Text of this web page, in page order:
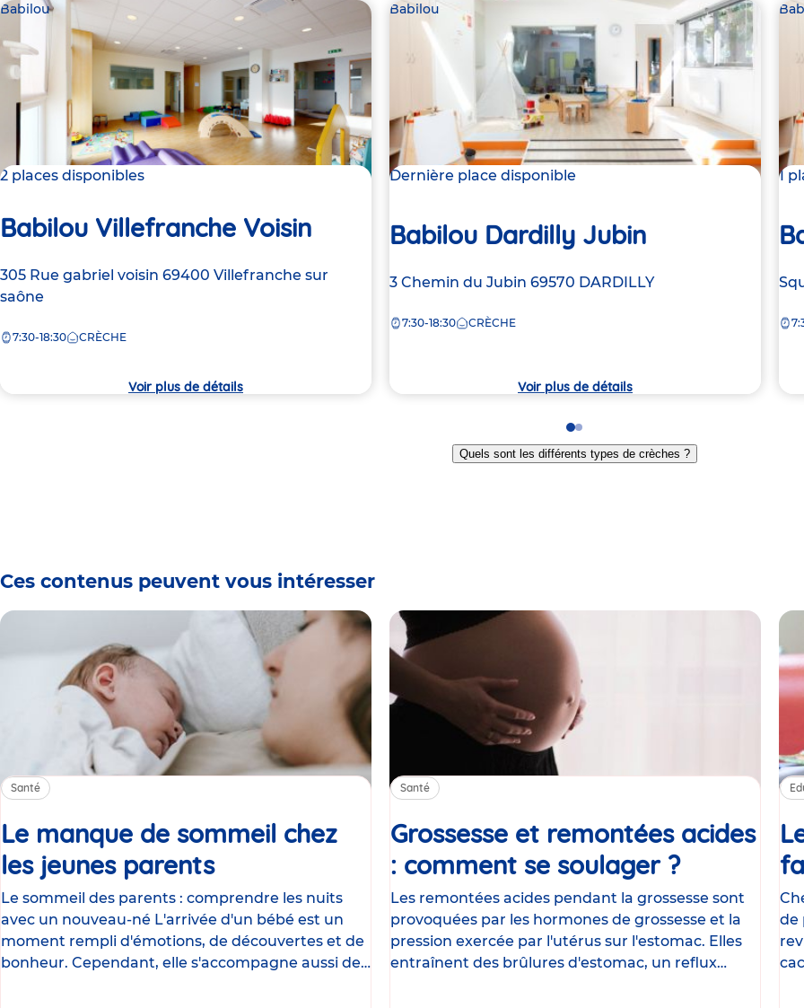
Babilou
2 places disponibles
Babilou Villefranche Voisin
Adresse
de
crèche
305 Rue gabriel voisin 69400 Villefranche sur
saône
7:30-18:30 CRÈCHE
Voir plus de détails
Babilou
Dernière place disponible
Babilou Dardilly Jubin
Adresse
la
3 Chemin du Jubin 69570 DARDILLY
7:30-18:30 CRÈCHE
Voir plus de détails
1
la
Go
to
slide
Go
to
slide
Quels sont les différents types de crèches ?
Ces contenus peuvent vous intéresser
Santé
Le manque de sommeil chez
les jeunes parentsArticle
Le sommeil des parents : comprendre les nuits
avec un nouveau-né L'arrivée d'un bébé est un
moment rempli d'émotions, de découvertes et de
bonheur. Cependant, elle s'accompagne aussi de
Santé
Grossesse et remontées acides
: comment se soulager ?Article
Les remontées acides pendant la grossesse sont
provoquées par les hormones de grossesse et la
pression exercée par l'utérus sur l'estomac. Elles
entraînent des brûlures d'estomac, un reflux
de